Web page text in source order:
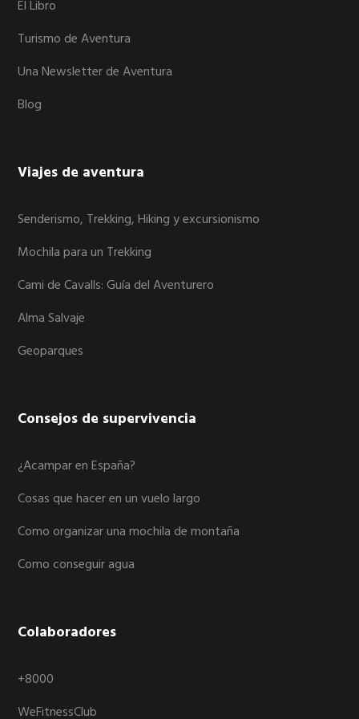
El Libro
Turismo de Aventura
Una Newsletter de Aventura
Blog
Viajes de aventura
Senderismo, Trekking, Hiking y excursionismo
Mochila para un Trekking
Cami de Cavalls: Guía del Aventurero
Alma Salvaje
Geoparques
Consejos de supervivencia
¿Acampar en España?
Cosas que hacer en un vuelo largo
Como organizar una mochila de montaña
Como conseguir agua
Colaboradores
+8000
WeFitnessClub